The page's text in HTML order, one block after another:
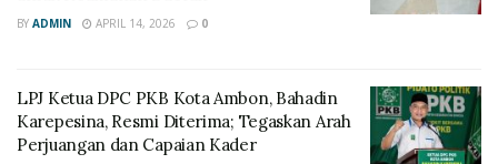
BY ADMIN APRIL 14, 2026 0
LPJ Ketua DPC PKB Kota Ambon, Bahadin
Karepesina, Resmi Diterima; Tegaskan Arah
Perjuangan dan Capaian Kader